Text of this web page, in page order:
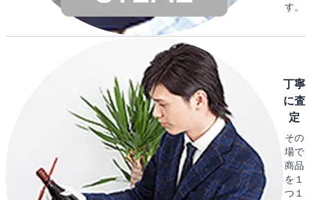
す。
丁寧
に査
定
その
場で
商品
を１
つ１